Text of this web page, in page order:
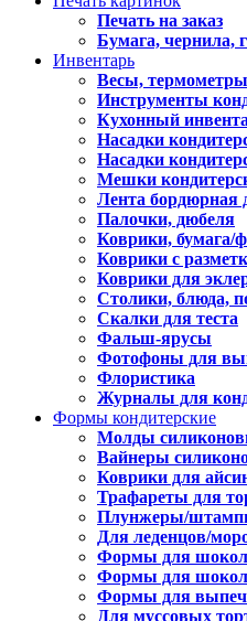
Печать на заказ
Бумага, чернила,
Инвентарь
Весы,
Инструменты
Кухонный
Насадки
Насадки
Мешки
Лента бордюрная
Палочки, дюбеля
Коврики, бумага/
Коврики с
Коврики для
Столики, блюда,
Скалки для теста
Фальш-ярусы
Фотофоны для
Флористика
Журналы для
Формы кондитерские
Молды
Вайнеры
Коврики для
Трафареты для
Плунжеры/
Для леденцов/
Формы для
Формы для
Формы для
Для муссовых